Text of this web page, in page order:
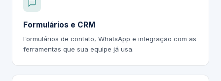
Formulários e CRM
Formulários de contato, WhatsApp e integração com as
ferramentas que sua equipe já usa.